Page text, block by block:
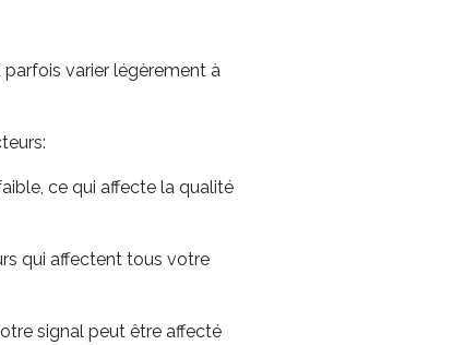
varier légèrement à
ce qui affecte la qualité
qui affectent tous votre
signal peut être affecté